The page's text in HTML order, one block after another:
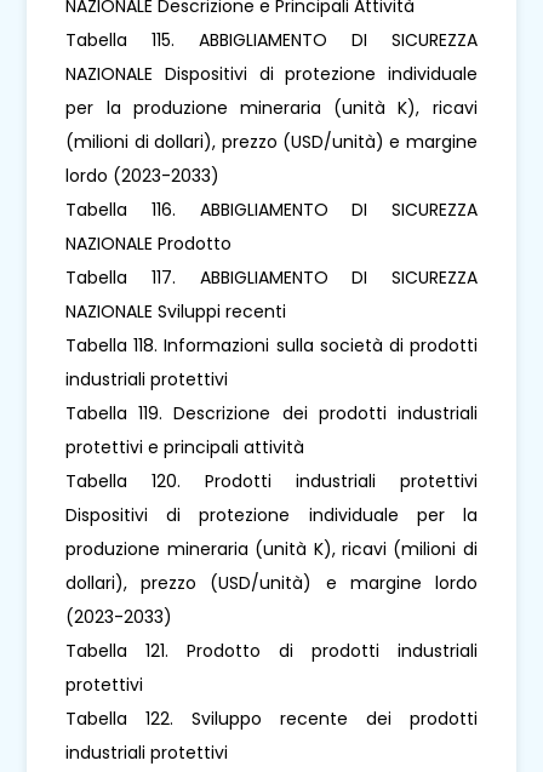
NAZIONALE Descrizione e Principali Attività
Tabella 115. ABBIGLIAMENTO DI SICUREZZA
NAZIONALE Dispositivi di protezione individuale
per la produzione mineraria (unità K), ricavi
(milioni di dollari), prezzo (USD/unità) e margine
lordo (2023-2033)
Tabella 116. ABBIGLIAMENTO DI SICUREZZA
NAZIONALE Prodotto
Tabella 117. ABBIGLIAMENTO DI SICUREZZA
NAZIONALE Sviluppi recenti
Tabella 118. Informazioni sulla società di prodotti
industriali protettivi
Tabella 119. Descrizione dei prodotti industriali
protettivi e principali attività
Tabella 120. Prodotti industriali protettivi
Dispositivi di protezione individuale per la
produzione mineraria (unità K), ricavi (milioni di
dollari), prezzo (USD/unità) e margine lordo
(2023-2033)
Tabella 121. Prodotto di prodotti industriali
protettivi
Tabella 122. Sviluppo recente dei prodotti
industriali protettivi